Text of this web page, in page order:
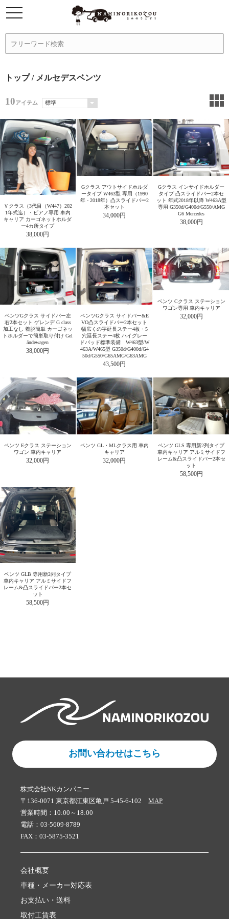
トップ/ メルセデスベンツ
10アイテム
Ｖクラス（3代目（W447）202
1年式迄）・ビアノ専用 車内
キャリア カーゴネットホルダ
ー4カ所タイプ
38,000円
Gクラス アウトサイドホルダ
ータイプ W463型 専用（1990
年 - 2018年）凸スライドバー2
本セット
34,000円
Gクラス インサイドホルダー
タイプ 凸スライドバー2本セ
ット 年式2018年以降 W463A型
専用 G350d/G400d/G550/AMG
G6 Mercedes
38,000円
ベンツGクラス サイドバー左
右2本セット ゲレンデ G class
加工なし 着脱簡単 カーゴネッ
トホルダーで簡単取り付け Gel
ändewagen
38,000円
ベンツGクラス サイドバー&E
VO凸スライドバー2本セット
幅広くの字延長ステー4枚・5
穴延長ステー4枚 ハイグレー
ドパッド標準装備 W463型/W
463A/W465型 G350d/G400d/G4
50d/G550/G65AMG/G63AMG
43,500円
ベンツ Cクラス ステーション
ワゴン専用 車内キャリア
32,000円
ベンツ Eクラス ステーション
ワゴン 車内キャリア
32,000円
ベンツ GL・MLクラス用 車内
キャリア
32,000円
ベンツ GLS 専用新2列タイプ
車内キャリア アルミサイドフ
レーム&凸スライドバー2本セ
ット
58,500円
ベンツ GLB 専用新2列タイプ
車内キャリア アルミサイドフ
レーム&凸スライドバー2本セ
ット
58,500円
お問い合わせはこちら
株式会社NKカンパニー
〒136-0071 東京都江東区亀戸 5-45-6-102MAP
営業時間：10:00～18:00
電話：03-5609-8789
FAX：03-5875-3521
会社概要
車種・メーカー対応表
お支払い・送料
取付工賃表